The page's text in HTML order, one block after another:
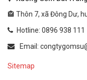
🏤 Thôn 7, xã Đông Dư,
Hotline: 0896 938 111
Email:
Sitemap